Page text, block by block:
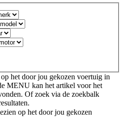
het door jou gekozen voertuig in
MENU kan het artikel voor het
Of zoek via de zoekbalk
op het door jou gekozen